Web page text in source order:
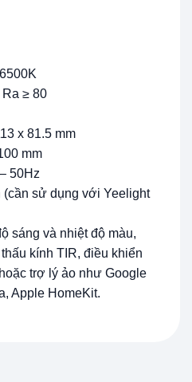
≥ 80
x 81.5 mm
mm
50Hz
(cần sử dụng với Yeelight
sáng và nhiệt độ màu,
kính TIR, điều khiển
trợ lý ảo như Google
Apple HomeKit.